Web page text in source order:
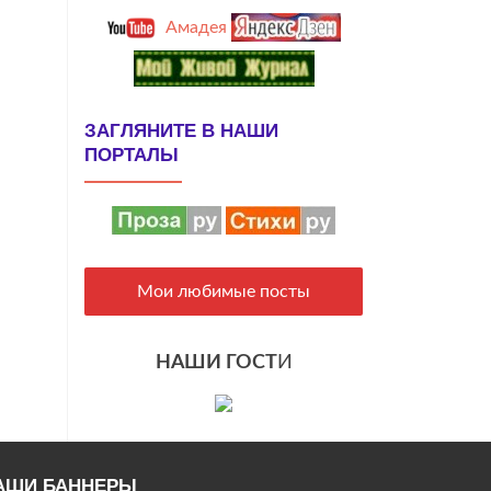
Амадея
ЗАГЛЯНИТЕ В НАШИ
ПОРТАЛЫ
Мои любимые посты
НАШИ ГОСТИ
БАННЕРЫ